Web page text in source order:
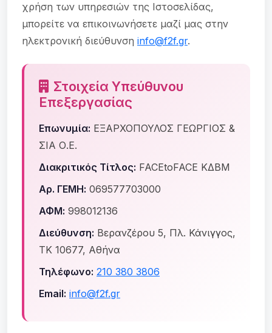
χρήση των υπηρεσιών της Ιστοσελίδας,
μπορείτε να επικοινωνήσετε μαζί μας στην
ηλεκτρονική διεύθυνση info@f2f.gr.
Στοιχεία Υπεύθυνου
Επεξεργασίας
Επωνυμία: ΕΞΑΡΧΟΠΟΥΛΟΣ ΓΕΩΡΓΙΟΣ &
ΣΙΑ Ο.Ε.
Διακριτικός Τίτλος: FACEtoFACE ΚΔΒΜ
Αρ. ΓΕΜΗ: 069577703000
ΑΦΜ: 998012136
Διεύθυνση: Βερανζέρου 5, Πλ. Κάνιγγος,
ΤΚ 10677, Αθήνα
Τηλέφωνο: 210 380 3806
Email: info@f2f.gr